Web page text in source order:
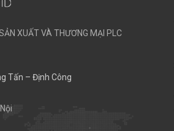
XUẤT VÀ THƯƠNG MẠI PLC
Tấn – Định Công